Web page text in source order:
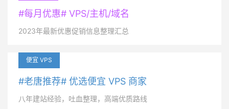
#每月优惠# VPS/主机/域名
2023年最新优惠促销信息整理汇总
便宜 VPS
#老唐推荐# 优选便宜 VPS 商家
八年建站经验，吐血整理，高端优质路线